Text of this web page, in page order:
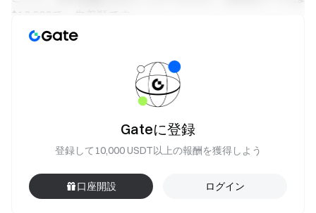
$10,000で、先着順です。
友達を招待する方法:
して報酬を受け取るために登録する必要があります。
このイベントは2025年4月29日午後10時（UTC）に
開始されます。各イベントは15日間続きます。各イベ
ントの後には新しいイベントが自動的に開始されま
Gateに登録
登録して10,000 USDT以上の報酬を獲得しよう
口座開設 ログイン